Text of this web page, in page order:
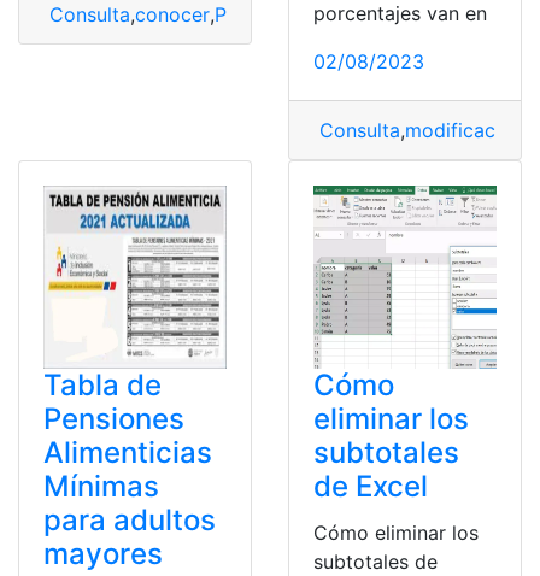
Consulta,conocer,Precios Revisión,revisión vehícular
porcentajes van en
02/08/2023
Consulta,modificación
Tabla de
Pensiones
Alimenticias
Mínimas
para adultos
mayores
Cómo
eliminar los
subtotales
de Excel
Cómo eliminar los
subtotales de